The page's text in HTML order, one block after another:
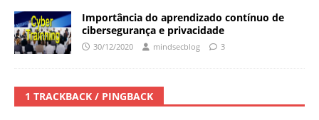
Importância do aprendizado contínuo de
cibersegurança e privacidade
30/12/2020 mindsecblog 3
1 TRACKBACK / PINGBACK